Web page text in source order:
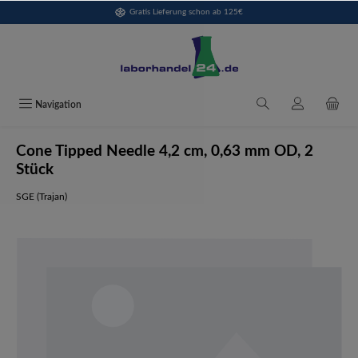
Gratis Lieferung schon ab 125€
Navigation
Cone Tipped Needle 4,2 cm, 0,63 mm OD, 2
Stück
SGE (Trajan)